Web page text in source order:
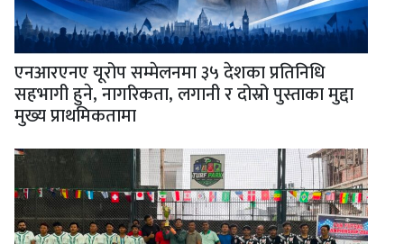
एनआरएनए यूरोप सम्मेलनमा ३५ देशका प्रतिनिधि
सहभागी हुने, नागरिकता, लगानी र दोस्रो पुस्ताका मुद्दा
मुख्य प्राथमिकतामा